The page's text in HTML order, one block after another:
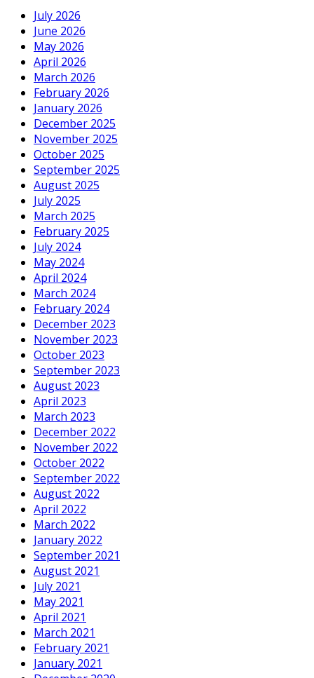
July 2026
June 2026
May 2026
April 2026
March 2026
February 2026
January 2026
December 2025
November 2025
October 2025
September 2025
August 2025
July 2025
March 2025
February 2025
July 2024
May 2024
April 2024
March 2024
February 2024
December 2023
November 2023
October 2023
September 2023
August 2023
April 2023
March 2023
December 2022
November 2022
October 2022
September 2022
August 2022
April 2022
March 2022
January 2022
September 2021
August 2021
July 2021
May 2021
April 2021
March 2021
February 2021
January 2021